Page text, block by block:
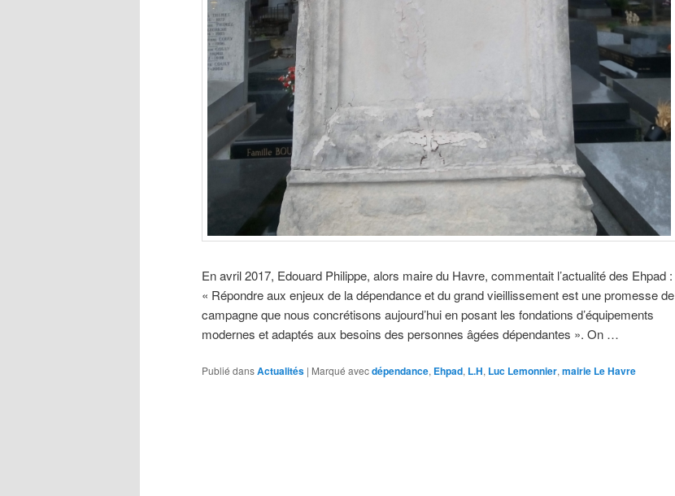
En avril 2017, Edouard Philippe, alors maire du Havre, commentait l’actualité des Ehpad :
« Répondre aux enjeux de la dépendance et du grand vieillissement est une promesse de
campagne que nous concrétisons aujourd’hui en posant les fondations d’équipements
modernes et adaptés aux besoins des personnes âgées dépendantes ». On …
Publié dansActualités | Marqué avecdépendance, Ehpad, L.H, Luc Lemonnier, mairie Le Havre